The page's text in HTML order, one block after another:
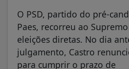
O PSD, partido do pré-
Paes, recorreu ao
eleições diretas. No dia
julgamento, Castro
para cumprir o prazo de